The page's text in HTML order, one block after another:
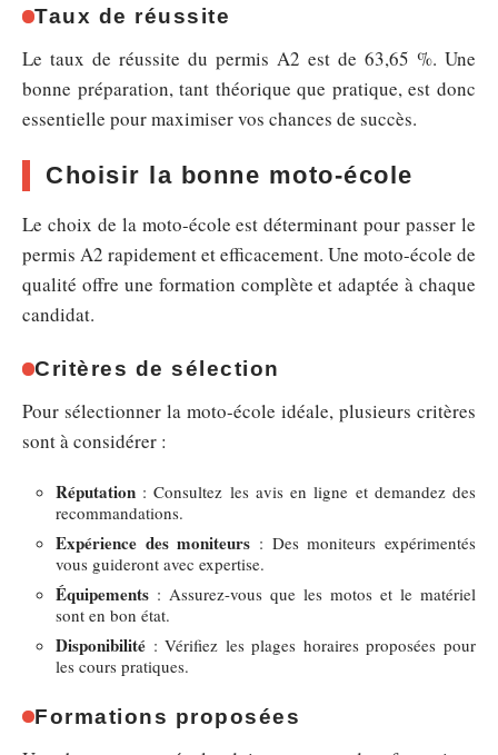
Taux de réussite
Le taux de réussite du permis A2 est de 63,65 %. Une
bonne préparation, tant théorique que pratique, est donc
essentielle pour maximiser vos chances de succès.
Choisir la bonne moto-école
Le choix de la moto-école est déterminant pour passer le
permis A2 rapidement et efficacement. Une moto-école de
qualité offre une formation complète et adaptée à chaque
candidat.
Critères de sélection
Pour sélectionner la moto-école idéale, plusieurs critères
sont à considérer :
Réputation : Consultez les avis en ligne et demandez des
recommandations.
Expérience des moniteurs : Des moniteurs expérimentés
vous guideront avec expertise.
Équipements : Assurez-vous que les motos et le matériel
sont en bon état.
Disponibilité : Vérifiez les plages horaires proposées pour
les cours pratiques.
Formations proposées